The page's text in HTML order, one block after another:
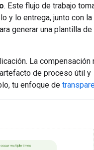
. Este flujo de trabajo
y lo entrega, junto con la
generar una plantilla de
La compensación
de proceso útil y
tu enfoque de